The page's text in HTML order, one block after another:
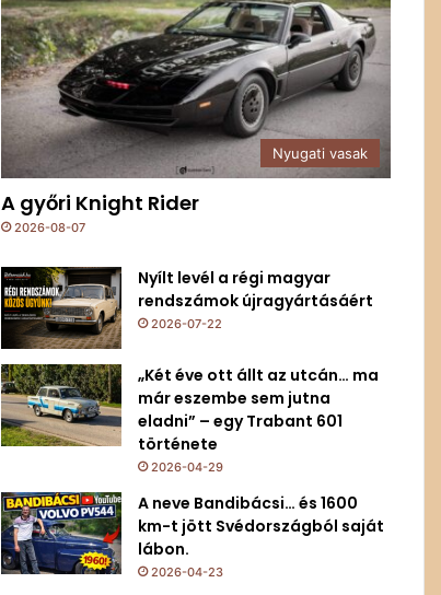
Nyugati vasak
A győri Knight Rider
2026-08-07
Nyílt levél a régi magyar
rendszámok újragyártásáért
2026-07-22
„Két éve ott állt az utcán… ma
már eszembe sem jutna
eladni” – egy Trabant 601
története
2026-04-29
A neve Bandibácsi… és 1600
km-t jött Svédországból saját
lábon.
2026-04-23